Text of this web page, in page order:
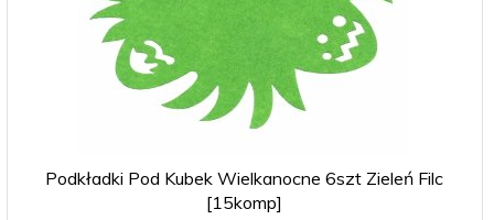
Podkładki Pod Kubek Wielkanocne 6szt Zieleń Filc
[15komp]